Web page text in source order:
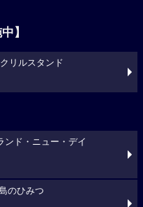
】
リルスタンド
ド・ニュー・デイ
のひみつ